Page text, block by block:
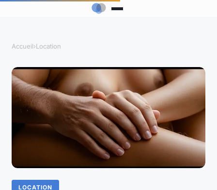
Accueil›Location
LOCATION